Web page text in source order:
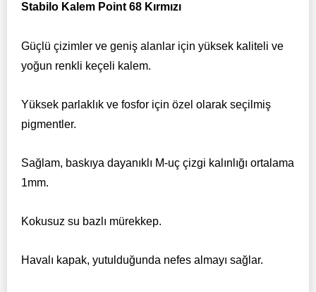
Stabilo Kalem Point 68 Kırmızı
Güçlü çizimler ve geniş alanlar için yüksek kaliteli ve
yoğun renkli keçeli kalem.
Yüksek parlaklık ve fosfor için özel olarak seçilmiş
pigmentler.
Sağlam, baskıya dayanıklı M-uç çizgi kalınlığı ortalama
1mm.
Kokusuz su bazlı mürekkep.
Havalı kapak, yutulduğunda nefes almayı sağlar.